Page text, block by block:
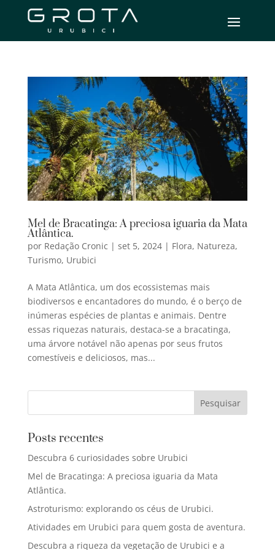
Mel de Bracatinga: A preciosa iguaria da Mata
Atlântica.
por Redação Cronic | set 5, 2024| Flora, Natureza,
Turismo, Urubici
A Mata Atlântica, um dos ecossistemas mais
biodiversos e encantadores do mundo, é o berço de
inúmeras espécies de plantas e animais. Dentre
essas riquezas naturais, destaca-se a bracatinga,
uma árvore notável não apenas por seus frutos
comestíveis e deliciosos, mas...
Posts recentes
Descubra 6 curiosidades sobre Urubici
Mel de Bracatinga: A preciosa iguaria da Mata
Atlântica.
Astroturismo: explorando os céus de Urubici.
Atividades em Urubici para quem gosta de aventura.
Descubra a riqueza da vegetação de Urubici e a